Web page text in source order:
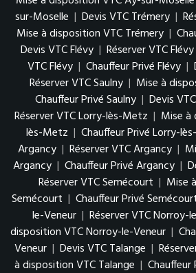
sur-Moselle | Devis VTC Trémery |
Mise à disposition VTC Trémery |
Devis VTC Flévy | Réserver VTC Flévy
VTC Flévy | Chauffeur Privé Flévy |
Réserver VTC Saulny | Mise à
Chauffeur Privé Saulny | Devis
Réserver VTC Lorry-lès-Metz | Mise à
lès-Metz | Chauffeur Privé Lorry-
Argancy | Réserver VTC Argancy |
Argancy | Chauffeur Privé Argancy |
Réserver VTC Semécourt | Mise
Semécourt | Chauffeur Privé
le-Veneur | Réserver VTC Norroy-
disposition VTC Norroy-le-Veneur |
Veneur | Devis VTC Talange |
à disposition VTC Talange | Chauffeur